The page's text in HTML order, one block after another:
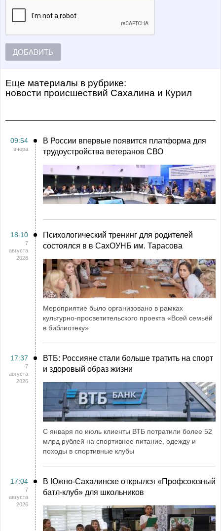
ДОБАВИТЬ
Еще материалы в рубрике:
Новости происшествий Сахалина и Курил
09:54
вчера
В России впервые появится платформа для
трудоустройства ветеранов СВО
18:10
7
августа
2026
Психологический тренинг для родителей
состоялся в в СахОУНБ им. Тарасова
Мероприятие было организовано в рамках
культурно-просветительского проекта «Всей семьёй
в библиотеку»
17:37
7
августа
2026
ВТБ: Россияне стали больше тратить на спорт
и здоровый образ жизни
С января по июль клиенты ВТБ потратили более 52
млрд рублей на спортивное питание, одежду и
походы в спортивные клубы
17:04
7
августа
2026
В Южно-Сахалинске открылся «Профсоюзный
батл-клуб» для школьников